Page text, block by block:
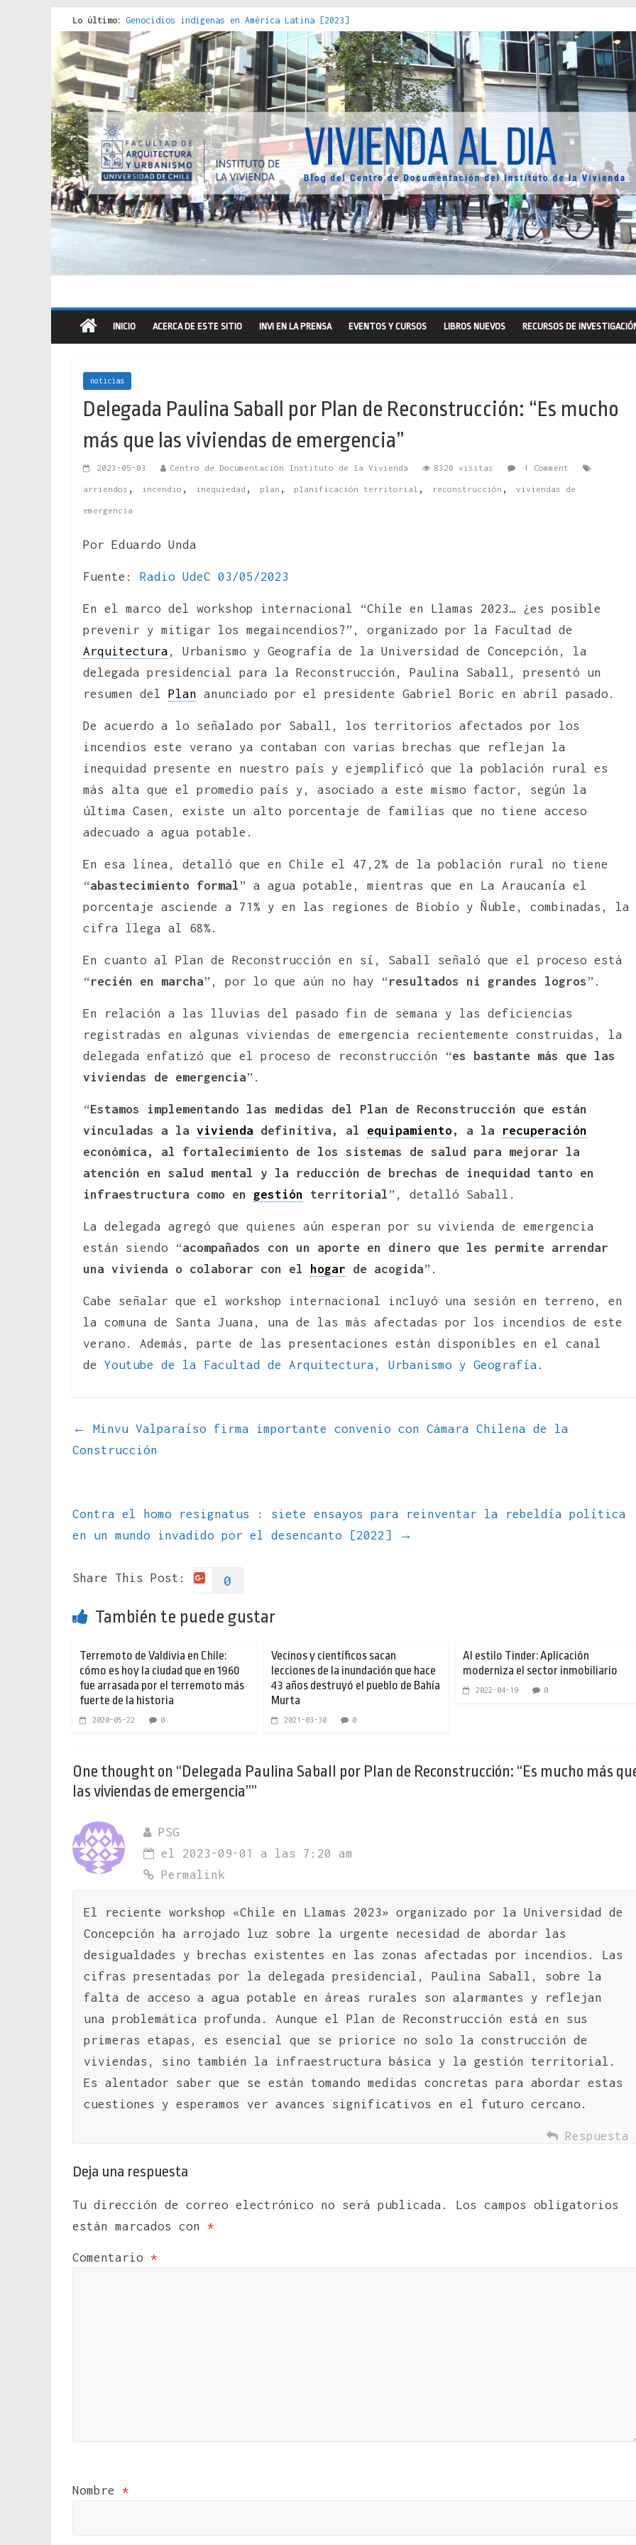
Lo último: Genocidios indígenas en América Latina [2023]
Estudios sobre la espacialización de los Estados : políticas, prácticas y representaciones [2022]
Donde el pedernal choca con el acero : hacia una teoría crítica de las fronteras latinoamericanas
Criterios técnicos para una vivienda adecuada [2019]
Red de consultorios de la Caja del Seguro Obrero en Santiago : un patrimonio emblemático [2014]
INICIO ACERCA DE ESTE SITIO INVI EN LA PRENSA EVENTOS Y CURSOS LIBROS NUEVOS RECURSOS DE
noticias
Delegada Paulina Saball por Plan de Reconstrucción: “Es mucho
más que las viviendas de emergencia”
2023-05-03 Centro de Documentación Instituto de la Vivienda 8320 visitas 1 Comment
arriendos , incendio , inequiedad , plan , planificación territorial , reconstrucción , viviendas de
emergencia
Por Eduardo Unda
Fuente: Radio UdeC 03/05/2023
En el marco del workshop internacional “Chile en Llamas 2023… ¿es posible
prevenir y mitigar los megaincendios?”, organizado por la Facultad de
Arquitectura , Urbanismo y Geografía de la Universidad de Concepción, la
delegada presidencial para la Reconstrucción, Paulina Saball, presentó un
resumen del Plan anunciado por el presidente Gabriel Boric en abril pasado.
De acuerdo a lo señalado por Saball, los territorios afectados por los
incendios este verano ya contaban con varias brechas que reflejan la
inequidad presente en nuestro país y ejemplificó que la población rural es
más alta que el promedio país y, asociado a este mismo factor, según la
última Casen, existe un alto porcentaje de familias que no tiene acceso
adecuado a agua potable.
En esa línea, detalló que en Chile el 47,2% de la población rural no tiene
“abastecimiento formal ” a agua potable, mientras que en La Araucanía el
porcentaje asciende a 71% y en las regiones de Biobío y Ñuble, combinadas, la
cifra llega al 68%.
En cuanto al Plan de Reconstrucción en sí, Saball señaló que el proceso está
“recién en marcha”, por lo que aún no hay “resultados ni grandes logros ”.
En relación a las lluvias del pasado fin de semana y las deficiencias
registradas en algunas viviendas de emergencia recientemente construidas, la
delegada enfatizó que el proceso de reconstrucción “es bastante más que las
viviendas de emergencia”.
“Estamos implementando las medidas del Plan de Reconstrucción que están
vinculadas a la vivienda definitiva, al equipamiento, a la recuperación
económica, al fortalecimiento de los sistemas de salud para mejorar la
atención en salud mental y la reducción de brechas de inequidad tanto en
infraestructura como en gestión territorial ”, detalló Saball.
La delegada agregó que quienes aún esperan por su vivienda de emergencia
están siendo “acompañados con un aporte en dinero que les permite arrendar
una vivienda o colaborar con el hogar de acogida”.
Cabe señalar que el workshop internacional incluyó una sesión en terreno, en
la comuna de Santa Juana, una de las más afectadas por los incendios de este
verano. Además, parte de las presentaciones están disponibles en el canal
de Youtube de la Facultad de Arquitectura, Urbanismo y Geografía .
←
Minvu Valparaíso firma importante convenio con Cámara Chilena de la
Construcción
Contra el homo resignatus : siete ensayos para reinventar la rebeldía política
en un mundo invadido por el desencanto [2022]
→
Share This Post: 0
También te puede gustar
Terremoto de Valdivia en Chile:
cómo es hoy la ciudad que en 1960
fue arrasada por el terremoto más
fuerte de la historia
2020-05-22 0
Vecinos y científicos sacan
lecciones de la inundación que hace
43 años destruyó el pueblo de Bahía
Murta
2021-03-30 0
Al estilo Tinder: Aplicación
moderniza el sector inmobiliario
2022-04-19 0
One thought on “Delegada Paulina Saball por Plan de Reconstrucción: “Es mucho más
las viviendas de emergencia””
PSG
el 2023-09-01 a las 7:20 am
Permalink
El reciente workshop «Chile en Llamas 2023» organizado por la Universidad de
Concepción ha arrojado luz sobre la urgente necesidad de abordar las
desigualdades y brechas existentes en las zonas afectadas por incendios. Las
cifras presentadas por la delegada presidencial, Paulina Saball, sobre la
falta de acceso a agua potable en áreas rurales son alarmantes y reflejan
una problemática profunda. Aunque el Plan de Reconstrucción está en sus
primeras etapas, es esencial que se priorice no solo la construcción de
viviendas, sino también la infraestructura básica y la gestión territorial.
Es alentador saber que se están tomando medidas concretas para abordar estas
cuestiones y esperamos ver avances significativos en el futuro cercano.
Respuesta
Deja una respuesta
Tu dirección de correo electrónico no será publicada.
Los campos obligatorios
están marcados con *
Comentario *
Nombre *